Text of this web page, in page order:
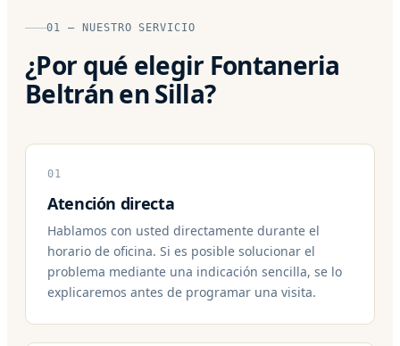
01 — NUESTRO SERVICIO
¿Por qué elegir Fontaneria
Beltrán en Silla?
01
Atención directa
Hablamos con usted directamente durante el
horario de oficina. Si es posible solucionar el
problema mediante una indicación sencilla, se lo
explicaremos antes de programar una visita.